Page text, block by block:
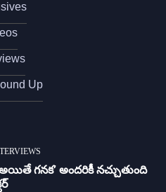
Up
గ‌న‌క‌’ అందరికీ నచ్చుతుంది